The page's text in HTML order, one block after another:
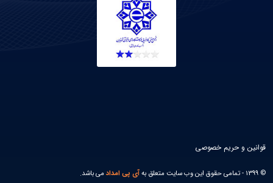
© 1399 - تمامی حقوق این وب سایت متعلق به آی پی امدادمی باشد.
قوانین و حریم خصوصی